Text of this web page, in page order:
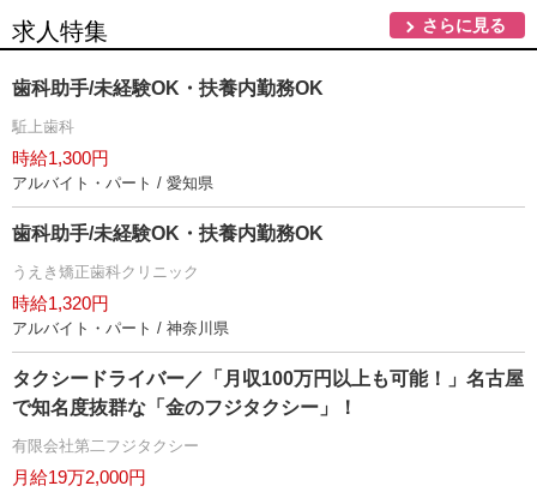
求人特集 さらに見る
歯科助手/未経験OK・扶養内勤務OK
駈上歯科
時給1,300円
アルバイト・パート / 愛知県
歯科助手/未経験OK・扶養内勤務OK
うえき矯正歯科クリニック
時給1,320円
アルバイト・パート / 神奈川県
タクシードライバー／「月収100万円以上も可能！」名古屋
で知名度抜群な「金のフジタクシー」！
有限会社第二フジタクシー
月給19万2,000円